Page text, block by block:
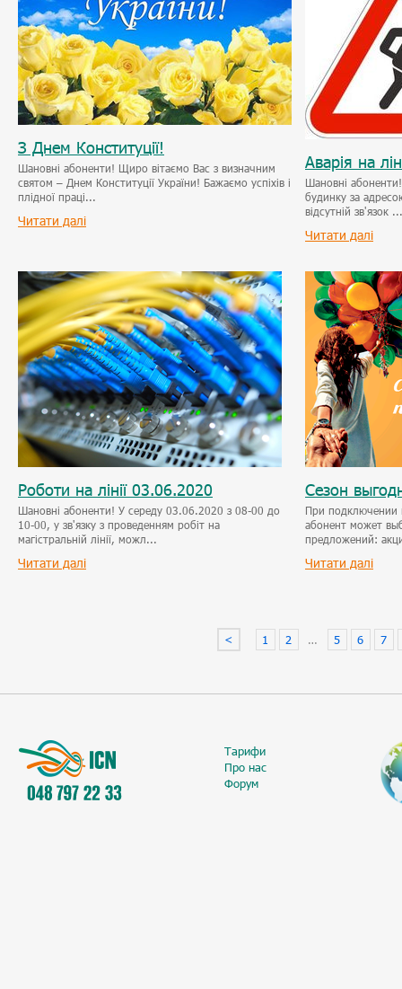
З Днем Конституції!
Шановні абоненти! Щиро вітаємо Вас з визначним
святом – Днем Конституції України! Бажаємо успіхів і
плідної праці...
Читати далі
Аварія на
Шановні
будинку за
відсутній зв'язок ...
Читати далі
Роботи на лінії 03.06.2020
Шановні абоненти! У середу 03.06.2020 з 08-00 до
10-00, у зв'язку з проведенням робіт на
магістральній лінії, можл...
Читати далі
Сезон
При подключении
абонент может
предложений:
Читати далі
< 1 2 … 5 6 7
Тарифи
Про нас
Форум